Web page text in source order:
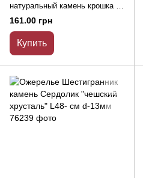
натуральный камень крошка d-
8х4мм+- L-45-47см+-
161.00 грн
Купить